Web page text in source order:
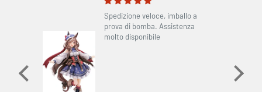
Spedizione veloce, imballo a
prova di bomba. Assistenza
molto disponibile